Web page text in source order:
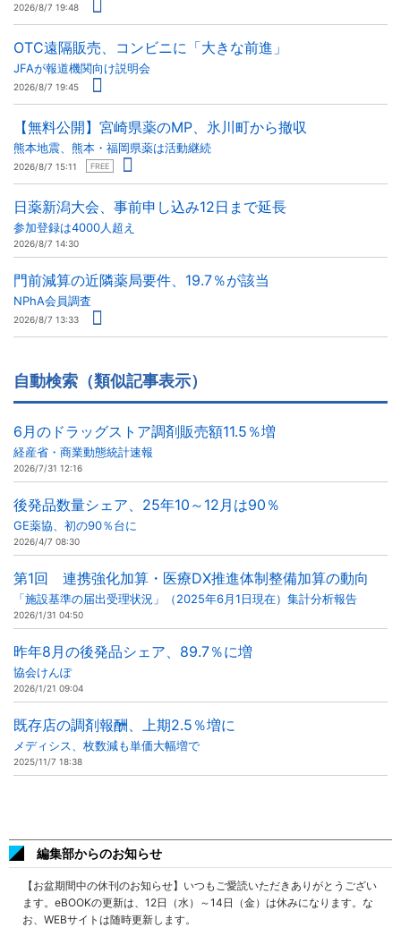
2026/8/7 19:48
OTC遠隔販売、コンビニに「大きな前進」
JFAが報道機関向け説明会
2026/8/7 19:45
【無料公開】宮崎県薬のMP、氷川町から撤収
熊本地震、熊本・福岡県薬は活動継続
2026/8/7 15:11 FREE
日薬新潟大会、事前申し込み12日まで延長
参加登録は4000人超え
2026/8/7 14:30
門前減算の近隣薬局要件、19.7％が該当
NPhA会員調査
2026/8/7 13:33
自動検索（類似記事表示）
6月のドラッグストア調剤販売額11.5％増
経産省・商業動態統計速報
2026/7/31 12:16
後発品数量シェア、25年10～12月は90％
GE薬協、初の90％台に
2026/4/7 08:30
第1回 連携強化加算・医療DX推進体制整備加算の動向
「施設基準の届出受理状況」（2025年6月1日現在）集計分析報告
2026/1/31 04:50
昨年8月の後発品シェア、89.7％に増
協会けんぽ
2026/1/21 09:04
既存店の調剤報酬、上期2.5％増に
メディシス、枚数減も単価大幅増で
2025/11/7 18:38
編集部からのお知らせ
【お盆期間中の休刊のお知らせ】いつもご愛読いただきありがとうござい
ます。eBOOKの更新は、12日（水）～14日（金）は休みになります。な
お、WEBサイトは随時更新します。